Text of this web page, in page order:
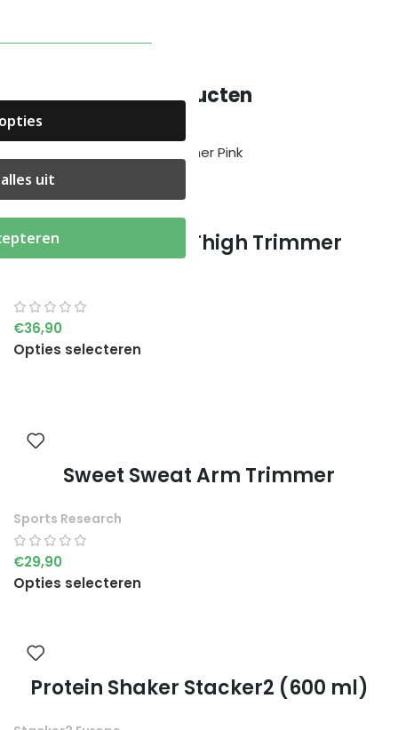
Gerelateerde producten
Sweet Sweat Thigh Trimmer
€36,90
Opties selecteren
Sweet Sweat Arm Trimmer
Sports Research
€29,90
Opties selecteren
Protein Shaker Stacker2 (600 ml)
uit